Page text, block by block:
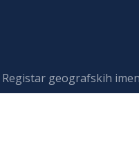
Registar geografskih